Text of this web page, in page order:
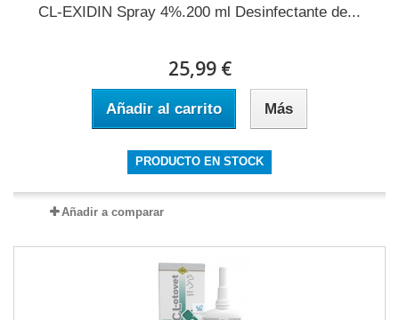
CL-EXIDIN Spray 4%.200 ml Desinfectante de...
25,99 €
Añadir al carrito Más
PRODUCTO EN STOCK
Añadir a comparar